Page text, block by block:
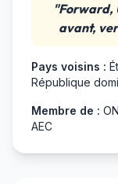
"Forward,
avant,
Pays voisins :
République
Membre de :
AEC